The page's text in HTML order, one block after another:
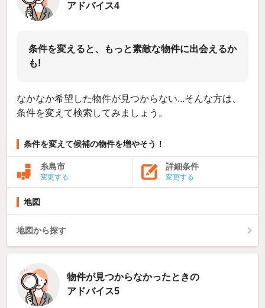
アドバイス4
条件を変えると、もっと素敵な物件に出会えるか
も!
なかなか希望した物件が見つからない...そんな方は、
条件を変えて検索してみましょう。
条件を変えて候補の物件を増やそう！
糸島市
変更する
詳細条件
変更する
地図
地図から探す
物件が見つからなかったときの
アドバイス5